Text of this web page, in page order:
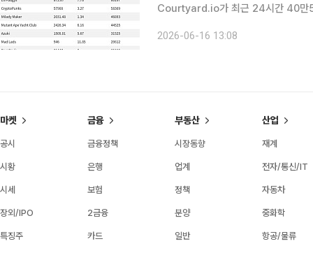
Courtyard.io가 최근 24시간 40만
거래량 17만2782달러를 기록하며 바
2026-06-16 13:08
마켓
공시
시황
시세
장외/IPO
특징주
금융
금융정책
은행
보험
2금융
카드
부동산
시장동향
업계
정책
분양
일반
산업
재계
전자/통신/IT
자동차
중화학
항공/물류